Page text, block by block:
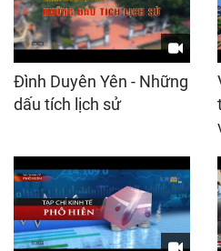
Đình Duyên Yên - Những
dấu tích lịch sử